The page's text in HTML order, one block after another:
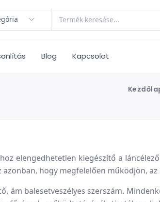
Blog Kapcsolat
elengedhetetlen kiegészítő a
azonban, hogy megfelelően működjön,
ám balesetveszélyes szerszám.